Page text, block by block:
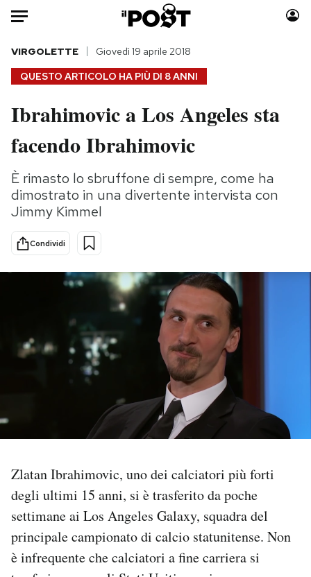
Auto
HOME
Italia
Politica
Tecnologia
Internet
Scienza
Cultura
Economia
Sport
Moda
Consumismi
Storie/Idee
Ok Boomer!
Mondiali calcio 2026
PODCAST
NEWSLETTER
I MIEI PREFERITI
SHOP
CALENDARIO
AREA PERSONALE
QUESTO ARTICOLO HA PIÙ DI 8 ANNI
VIRGOLETTE Giovedì 19 aprile 2018
Ibrahimovic a Los Angeles sta
facendo Ibrahimovic
È rimasto lo sbruffone di sempre, come ha
dimostrato in una divertente intervista con
Jimmy Kimmel
Condividi
Zlatan Ibrahimovic, uno dei calciatori più forti
degli ultimi 15 anni, si è trasferito da poche
settimane ai Los Angeles Galaxy, squadra del
principale campionato di calcio statunitense. Non
è infrequente che calciatori a fine carriera si